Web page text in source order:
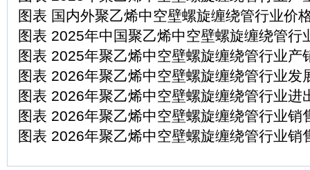
图表 国内外聚乙烯中空壁螺旋缠绕管行业价
图表 2025年中国聚乙烯中空壁螺旋缠绕管行
图表 2025年聚乙烯中空壁螺旋缠绕管行业产
图表 2026年聚乙烯中空壁螺旋缠绕管行业发
图表 2026年聚乙烯中空壁螺旋缠绕管行业进
图表 2026年聚乙烯中空壁螺旋缠绕管行业销
图表 2026年聚乙烯中空壁螺旋缠绕管行业销